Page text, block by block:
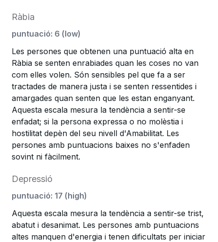
Ràbia
puntuació: 6 (low)
Les persones que obtenen una puntuació alta en
Ràbia se senten enrabiades quan les coses no van
com elles volen. Són sensibles pel que fa a ser
tractades de manera justa i se senten ressentides i
amargades quan senten que les estan enganyant.
Aquesta escala mesura la tendència a sentir-se
enfadat; si la persona expressa o no molèstia i
hostilitat depèn del seu nivell d'Amabilitat. Les
persones amb puntuacions baixes no s'enfaden
sovint ni fàcilment.
Depressió
puntuació: 17 (high)
Aquesta escala mesura la tendència a sentir-se trist,
abatut i desanimat. Les persones amb puntuacions
altes manquen d'energia i tenen dificultats per iniciar